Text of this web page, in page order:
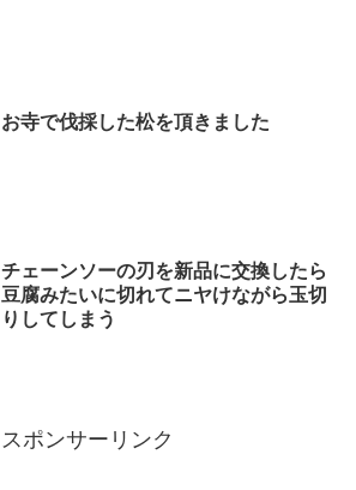
お寺で伐採した松を頂きました
チェーンソーの刃を新品に交換したら
豆腐みたいに切れてニヤけながら玉切
りしてしまう
スポンサーリンク